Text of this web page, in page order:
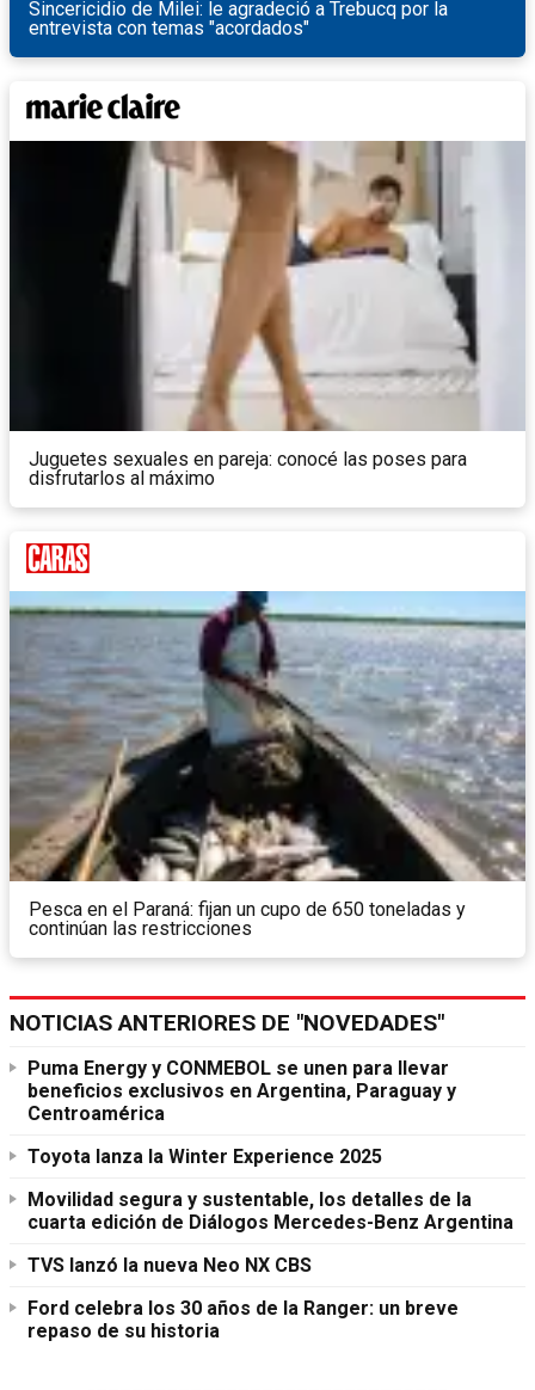
Sincericidio de Milei: le agradeció a Trebucq por la
entrevista con temas "acordados"
Juguetes sexuales en pareja: conocé las poses para
disfrutarlos al máximo
Pesca en el Paraná: fijan un cupo de 650 toneladas y
continúan las restricciones
NOTICIAS ANTERIORES DE "NOVEDADES"
Puma Energy y CONMEBOL se unen para llevar
beneficios exclusivos en Argentina, Paraguay y
Centroamérica
Toyota lanza la Winter Experience 2025
Movilidad segura y sustentable, los detalles de la
cuarta edición de Diálogos Mercedes-Benz Argentina
TVS lanzó la nueva Neo NX CBS
Ford celebra los 30 años de la Ranger: un breve
repaso de su historia